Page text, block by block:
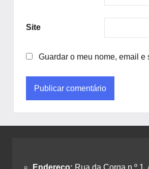
Site
Guardar o meu nome, email